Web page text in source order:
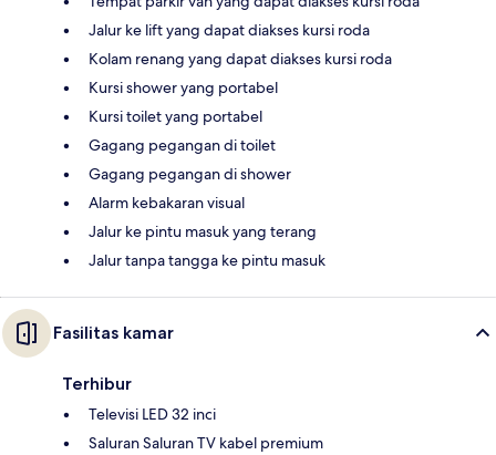
Jalur ke lift yang dapat diakses kursi roda
Kolam renang yang dapat diakses kursi roda
Kursi shower yang portabel
Kursi toilet yang portabel
Gagang pegangan di toilet
Gagang pegangan di shower
Alarm kebakaran visual
Jalur ke pintu masuk yang terang
Jalur tanpa tangga ke pintu masuk
Fasilitas kamar
Terhibur
Televisi LED 32 inci
Saluran Saluran TV kabel premium